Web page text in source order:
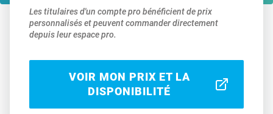
Les titulaires d'un compte pro bénéficient de prix
personnalisés et peuvent commander directement
depuis leur espace pro.
VOIR MON PRIX ET LA
DISPONIBILITÉ